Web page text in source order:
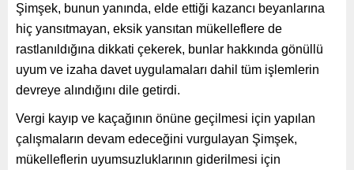
Şimşek, bunun yanında, elde ettiği kazancı beyanlarına
hiç yansıtmayan, eksik yansıtan mükelleflere de
rastlanıldığına dikkati çekerek, bunlar hakkında gönüllü
uyum ve izaha davet uygulamaları dahil tüm işlemlerin
devreye alındığını dile getirdi.
Vergi kayıp ve kaçağının önüne geçilmesi için yapılan
çalışmaların devam edeceğini vurgulayan Şimşek,
mükelleflerin uyumsuzluklarının giderilmesi için